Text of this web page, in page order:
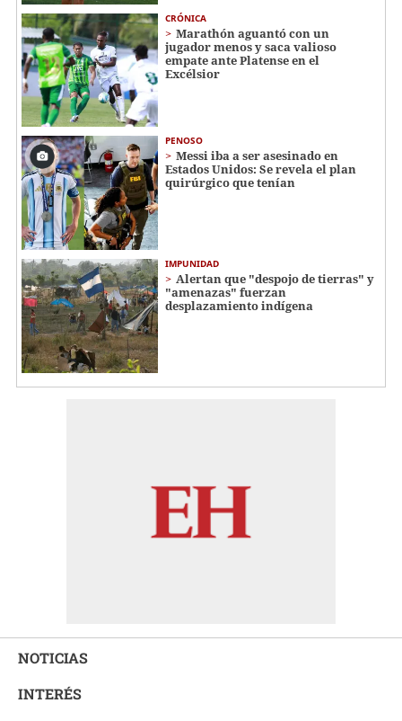
CRÓNICA
Marathón aguantó con un
jugador menos y saca valioso
empate ante Platense en el
Excélsior
PENOSO
Messi iba a ser asesinado en
Estados Unidos: Se revela el plan
quirúrgico que tenían
IMPUNIDAD
Alertan que "despojo de tierras" y
"amenazas" fuerzan
desplazamiento indígena
NOTICIAS
INTERÉS